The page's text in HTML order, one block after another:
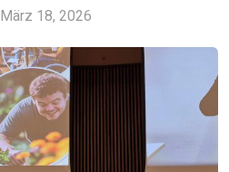
März 18, 2026